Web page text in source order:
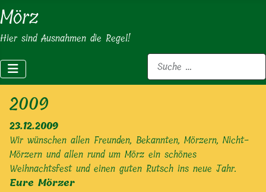
Mörz
Hier sind Ausnahmen die Regel!
Suchen
2009
23.12.2009
Wir wünschen allen Freunden, Bekannten, Mörzern, Nicht-
Mörzern und allen rund um Mörz ein schönes
Weihnachtsfest und einen guten Rutsch ins neue Jahr.
Eure Mörzer